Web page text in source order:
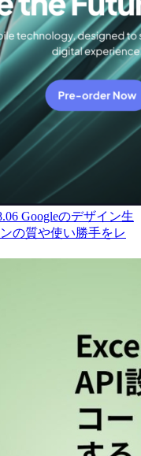
Googleのデザイン生
の質や使い勝手をレ